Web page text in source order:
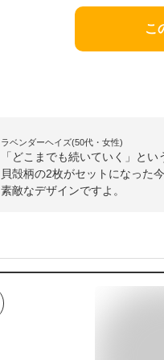
こ
ラベンダーヘイズ(50代・女性)
「どこまでも続いていく」と
貝殻柄の2枚がセットになった
素敵なデザインですよ。